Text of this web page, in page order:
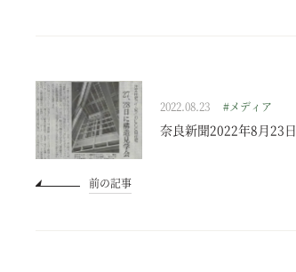
2022.08.23 #メディア
奈良新聞2022年8月23日
前の記事